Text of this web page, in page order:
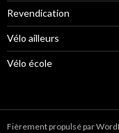
Revendication
Vélo ailleurs
Vélo école
Fièrement propulsé par